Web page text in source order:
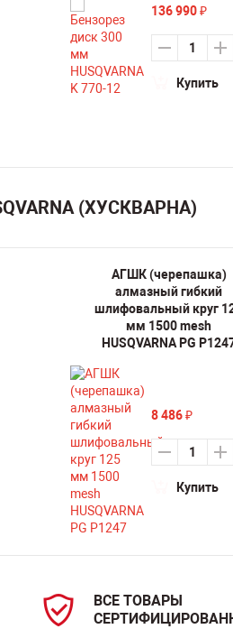
136 990 ₽
Купить
(ХУСКВАРНА)
АГШК (черепашка)
алмазный гибкий
шлифовальный круг
мм 1500 mesh
HUSQVARNA PG
8 486 ₽
Купить
ВСЕ ТОВАРЫ